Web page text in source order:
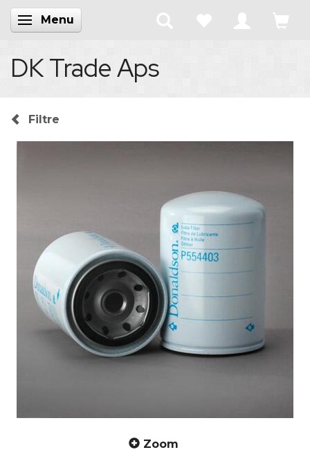
Skifte navigation
Menu
DK Trade Aps
Filtre
Zoom